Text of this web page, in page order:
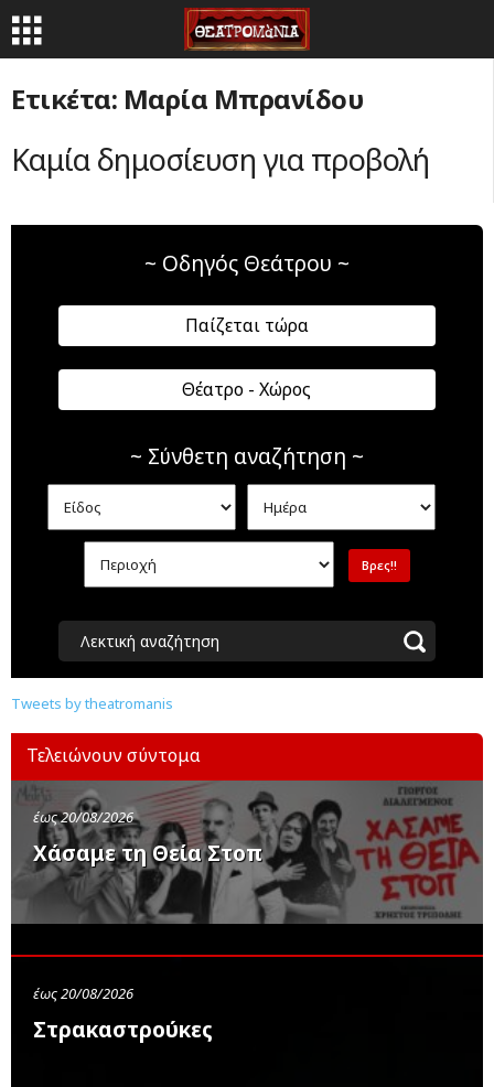
Ετικέτα: Μαρία Μπρανίδου
Καμία δημοσίευση για προβολή
~ Οδηγός Θεάτρου ~
Παίζεται τώρα
Θέατρο - Χώρος
~ Σύνθετη αναζήτηση ~
Λεκτική αναζήτηση
Tweets by theatromanis
Τελειώνουν σύντομα
έως 20/08/2026
Χάσαμε τη Θεία Στοπ
έως 20/08/2026
Στρακαστρούκες